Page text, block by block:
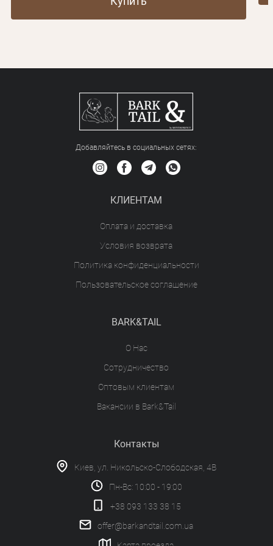
Добавляйтесь в социальных сетяx:
КЛИЕНТАМ
Оплата и доставка
Условия возврата
Политика конфиденциальности
Пользовательское соглашение
BARK&TAIL
О Нас
Сотрудничество
Оптовым клиентам
Вакансии в Bark&Tail
Контакты
Киев, ул. Никольско-Слободская, 4В
Пн-Вс: 10:00 - 19:00
+38 093 133 38 15
offer@barkandtail.com.ua